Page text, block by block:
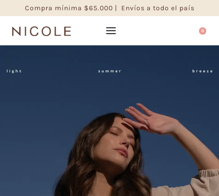
Compra mínima $65.000 | Envíos a todo el país
0